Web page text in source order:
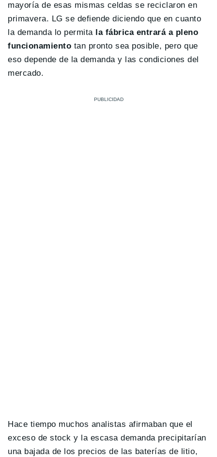
mayoría de esas mismas celdas se reciclaron en
primavera. LG se defiende diciendo que en cuanto
la demanda lo permitala fábrica entrará a pleno
funcionamiento tan pronto sea posible, pero que
eso depende de la demanda y las condiciones del
mercado.
Hace tiempo muchos analistas afirmaban que el
exceso de stock y la escasa demanda precipitarían
una bajada de los precios de las baterías de litio,